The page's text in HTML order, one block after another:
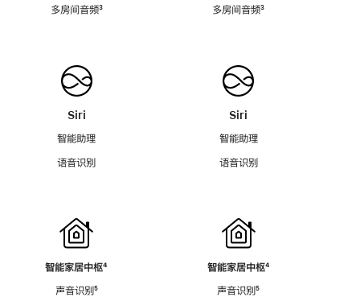
多房间音频脚
³
Siri
智能助理
语音识别
智能家居中枢脚
⁴
声音识别脚
⁵
多房间音频脚
³
Siri
智能助理
语音识别
智能家居中枢脚
⁴
声音识别脚
⁵